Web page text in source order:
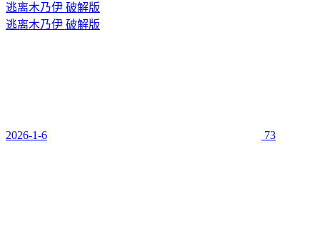
逃离木乃伊 破解版
逃离木乃伊 破解版
2026-1-6 73